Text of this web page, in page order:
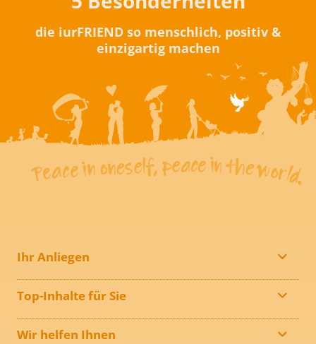
die iurFRIEND so menschlich, positiv &
einzigartig machen
Ihr Anliegen
Top-Inhalte für Sie
Wir helfen Ihnen